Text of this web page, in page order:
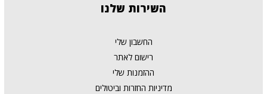
השירות שלנו
החשבון שלי
רישום לאתר
ההזמנות שלי
מדיניות החזרות וביטולים